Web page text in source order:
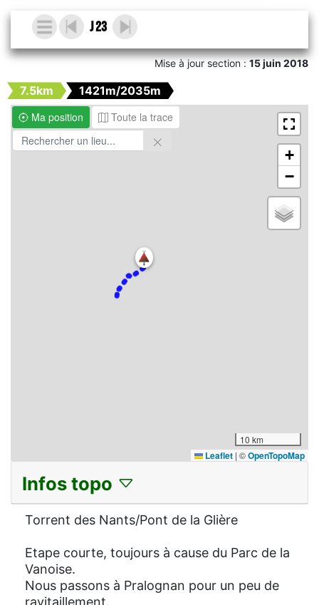
J 23
Mise à jour section :15 juin 2018
7.5km
1421m/2035m
Ma position
Toute la trace
+
−
10 km
Leaflet | ©OpenTopoMap
Infos topo
Torrent des Nants/Pont de la Glière
Etape courte, toujours à cause du Parc de la
Vanoise.
Nous passons à Pralognan pour un peu de
ravitaillement.